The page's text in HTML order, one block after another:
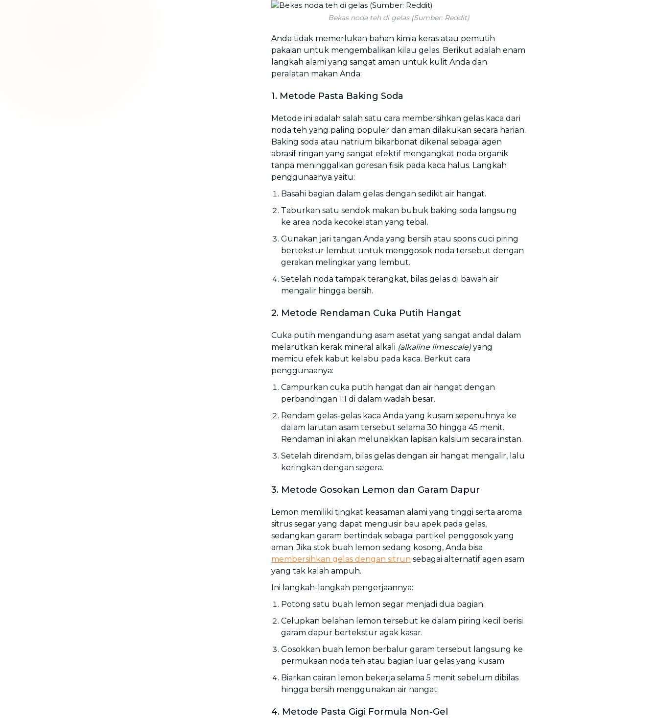
Bekas noda teh di gelas (Sumber: Reddit)
Anda tidak memerlukan bahan kimia keras atau pemutih
pakaian untuk mengembalikan kilau gelas. Berikut adalah enam
langkah alami yang sangat aman untuk kulit Anda dan
peralatan makan Anda:
1. Metode Pasta Baking Soda
Metode ini adalah salah satu cara membersihkan gelas kaca dari
noda teh yang paling populer dan aman dilakukan secara harian.
Baking soda atau natrium bikarbonat dikenal sebagai agen
abrasif ringan yang sangat efektif mengangkat noda organik
tanpa meninggalkan goresan fisik pada kaca halus. Langkah
penggunaanya yaitu:
Basahi bagian dalam gelas dengan sedikit air hangat.
Taburkan satu sendok makan bubuk baking soda langsung
ke area noda kecokelatan yang tebal.
Gunakan jari tangan Anda yang bersih atau spons cuci piring
bertekstur lembut untuk menggosok noda tersebut dengan
gerakan melingkar yang lembut.
Setelah noda tampak terangkat, bilas gelas di bawah air
mengalir hingga bersih.
2. Metode Rendaman Cuka Putih Hangat
Cuka putih mengandung asam asetat yang sangat andal dalam
melarutkan kerak mineral alkali (alkaline limescale)yang
memicu efek kabut kelabu pada kaca. Berkut cara
penggunaanya:
Campurkan cuka putih hangat dan air hangat dengan
perbandingan 1:1 di dalam wadah besar.
Rendam gelas-gelas kaca Anda yang kusam sepenuhnya ke
dalam larutan asam tersebut selama 30 hingga 45 menit.
Rendaman ini akan melunakkan lapisan kalsium secara instan.
Setelah direndam, bilas gelas dengan air hangat mengalir, lalu
keringkan dengan segera.
3. Metode Gosokan Lemon dan Garam Dapur
Lemon memiliki tingkat keasaman alami yang tinggi serta aroma
sitrus segar yang dapat mengusir bau apek pada gelas,
sedangkan garam bertindak sebagai partikel penggosok yang
aman. Jika stok buah lemon sedang kosong, Anda bisa
membersihkan gelas dengan sitrun sebagai alternatif agen asam
yang tak kalah ampuh.
Ini langkah-langkah pengerjaannya:
Potong satu buah lemon segar menjadi dua bagian.
Celupkan belahan lemon tersebut ke dalam piring kecil berisi
garam dapur bertekstur agak kasar.
Gosokkan buah lemon berbalur garam tersebut langsung ke
permukaan noda teh atau bagian luar gelas yang kusam.
Biarkan cairan lemon bekerja selama 5 menit sebelum dibilas
hingga bersih menggunakan air hangat.
4. Metode Pasta Gigi Formula Non-Gel